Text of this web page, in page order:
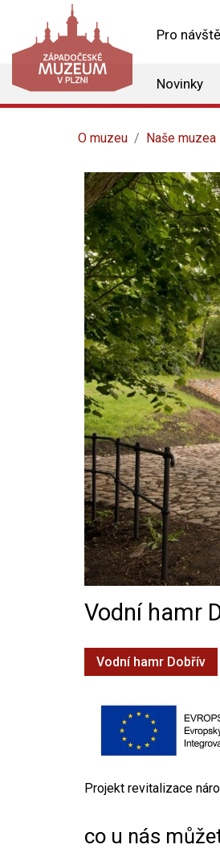
Pro
Novinky
O muzeu Naše muzea
Vodní hamr
Vodní hamr Dobřív
Projekt revitalizace
co u nás